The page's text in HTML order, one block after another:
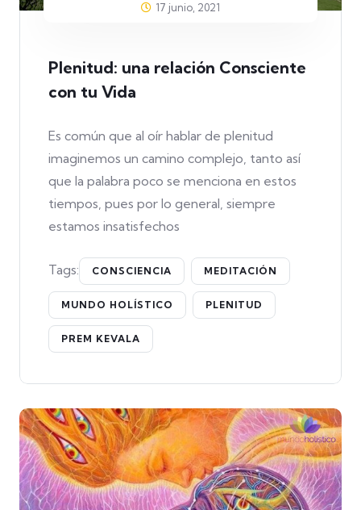
17 junio, 2021
Plenitud: una relación Consciente
con tu Vida
Es común que al oír hablar de plenitud
imaginemos un camino complejo, tanto así
que la palabra poco se menciona en estos
tiempos, pues por lo general, siempre
estamos insatisfechos
Tags: CONSCIENCIA MEDITACIÓN
MUNDO HOLÍSTICO PLENITUD
PREM KEVALA